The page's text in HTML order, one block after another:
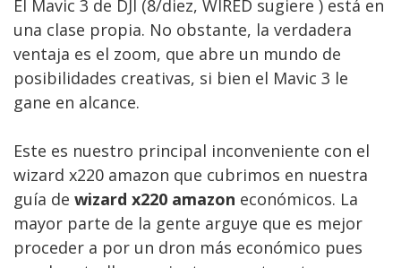
El Mavic 3 de DJI (8/diez, WIRED sugiere ) está en
una clase propia. No obstante, la verdadera
ventaja es el zoom, que abre un mundo de
posibilidades creativas, si bien el Mavic 3 le
gane en alcance.
Este es nuestro principal inconveniente con el
wizard x220 amazon que cubrimos en nuestra
guía de wizard x220 amazon económicos. La
mayor parte de la gente arguye que es mejor
proceder a por un dron más económico pues